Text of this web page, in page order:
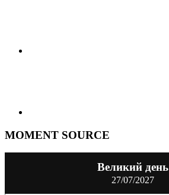
MOMENT SOURCE
Великий день
27/07/2027